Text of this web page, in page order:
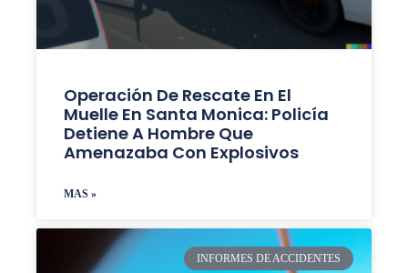
Operación De Rescate En El
Muelle En Santa Monica: Policía
Detiene A Hombre Que
Amenazaba Con Explosivos
MAS »
INFORMES DE ACCIDENTES